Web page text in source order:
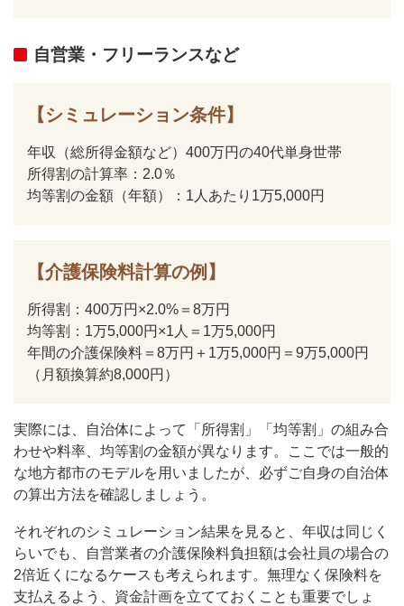
自営業・フリーランスなど
【シミュレーション条件】
年収（総所得金額など）400万円の40代単身世帯
所得割の計算率：2.0％
均等割の金額（年額）：1人あたり1万5,000円
【介護保険料計算の例】
所得割：400万円×2.0%＝8万円
均等割：1万5,000円×1人＝1万5,000円
年間の介護保険料＝8万円＋1万5,000円＝9万5,000円
（月額換算約8,000円）
実際には、自治体によって「所得割」「均等割」の組み合
わせや料率、均等割の金額が異なります。ここでは一般的
な地方都市のモデルを用いましたが、必ずご自身の自治体
の算出方法を確認しましょう。
それぞれのシミュレーション結果を見ると、年収は同じく
らいでも、自営業者の介護保険料負担額は会社員の場合の
2倍近くになるケースも考えられます。無理なく保険料を
支払えるよう、資金計画を立てておくことも重要でしょ